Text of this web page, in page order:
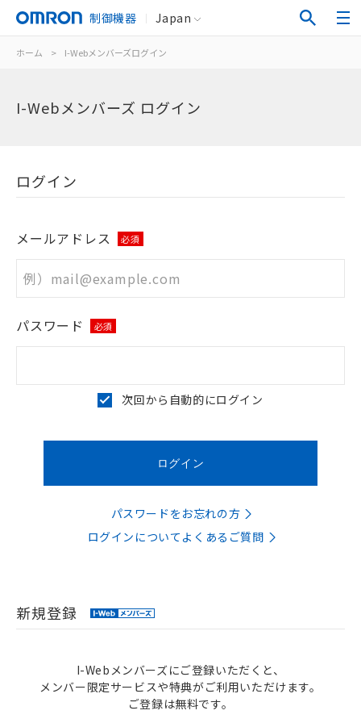
制御機器 Japan
ホーム > I-Webメンバーズログイン
I-Webメンバーズ ログイン
ログイン
メールアドレス 必須
パスワード 必須
次回から自動的にログイン
パスワードをお忘れの方
ログインについてよくあるご質問
新規登録
I-Webメンバーズにご登録いただくと、
メンバー限定サービスや特典がご利用いただけます。
ご登録は無料です。